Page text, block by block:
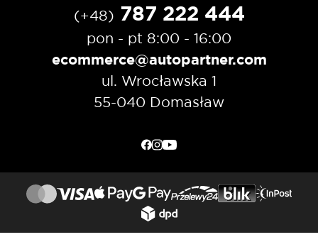
(+48) 787 222 444
pon - pt 8:00 - 16:00
ecommerce@autopartner.com
ul. Wrocławska 1
55-040 Domasław